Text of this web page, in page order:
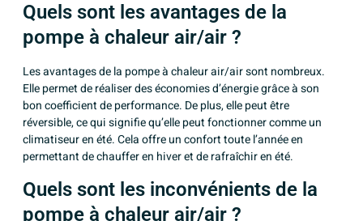
Quels sont les avantages de la
pompe à chaleur air/air ?
Les avantages de la pompe à chaleur air/air sont nombreux.
Elle permet de réaliser des économies d’énergie grâce à son
bon coefficient de performance. De plus, elle peut être
réversible, ce qui signifie qu’elle peut fonctionner comme un
climatiseur en été. Cela offre un confort toute l’année en
permettant de chauffer en hiver et de rafraîchir en été.
Quels sont les inconvénients de la
pompe à chaleur air/air ?